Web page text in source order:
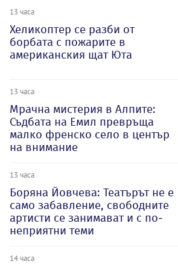
13 часа
Хеликоптер се разби от
борбата с пожарите в
американския щат Юта
13 часа
Мрачна мистерия в Алпите:
Съдбата на Емил превръща
малко френско село в център
на внимание
13 часа
Боряна Йовчева: Театърът не е
само забавление, свободните
артисти се занимават и с по-
неприятни теми
14 часа